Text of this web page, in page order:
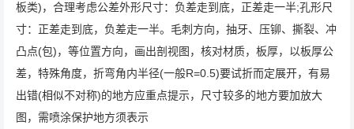
板类)，合理考虑公差外形尺寸：负差走到底，正差走一半;孔形尺
寸：正差走到底，负差走一半。毛刺方向，抽牙、压铆、撕裂、冲
凸点(包)，等位置方向，画出剖视图，核对材质，板厚，以板厚公
差，特殊角度，折弯角内半径(一般R=0.5)要试折而定展开，有易
出错(相似不对称)的地方应重点提示，尺寸较多的地方要加放大
图，需喷涂保护地方须表示